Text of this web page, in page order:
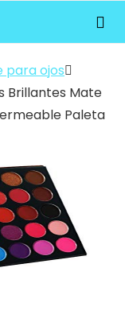
para ojos
Brillantes Mate
Paleta